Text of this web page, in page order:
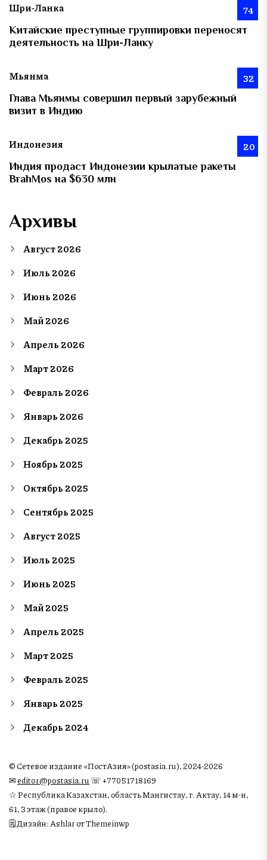
Шри-Ланка 74
Китайские преступные группировки переносят
деятельность на Шри-Ланку
Мьянма 32
Глава Мьянмы совершил первый зарубежный
визит в Индию
Индонезия 20
Индия продаст Индонезии крылатые ракеты
BrahMos на $630 млн
Архивы
Август 2026
Июль 2026
Июнь 2026
Май 2026
Апрель 2026
Март 2026
Февраль 2026
Январь 2026
Декабрь 2025
Ноябрь 2025
Октябрь 2025
Сентябрь 2025
Август 2025
Июль 2025
Июнь 2025
Май 2025
Апрель 2025
Март 2025
Февраль 2025
Январь 2025
Декабрь 2024
© Сетевое издание «ПостАзия» (postasia.ru), 2024-2026
✉︎editor@postasia.ru ☏ +77051718169
☆ Республика Казахстан, область Мангистау, г. Актау, 14 м-н,
61, 3 этаж (правое крыло).
🗒 Дизайн: Ashlar от Themeinwp